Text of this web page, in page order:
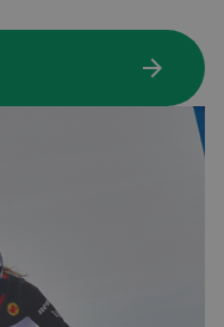
arrow_forward